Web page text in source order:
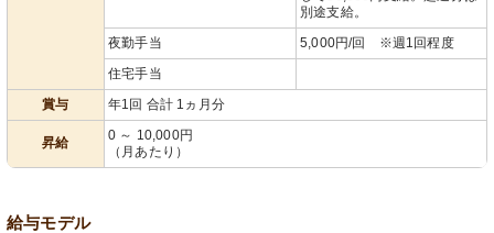
別途支給。
夜勤手当
5,000円/回 ※週1回程度
住宅手当
賞与
年1回 合計 1ヵ月分
昇給
0 ～ 10,000円
（月あたり）
給与モデル